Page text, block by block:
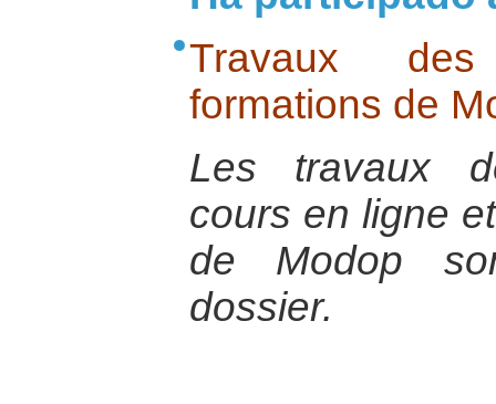
Travaux
formations de
Les travaux
cours en ligne
de Modop
dossier.